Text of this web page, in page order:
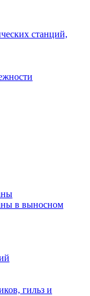
станций,
в выносном
гильз и